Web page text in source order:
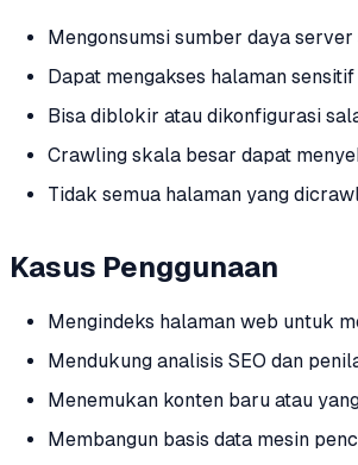
Mengonsumsi sumber daya
Dapat mengakses halaman
Bisa diblokir atau dikonfigurasi
Crawling skala besar dapat
Tidak semua halaman yang
Kasus Penggunaan
Mengindeks halaman web untuk
Mendukung analisis SEO dan
Menemukan konten baru atau
Membangun basis data mesin